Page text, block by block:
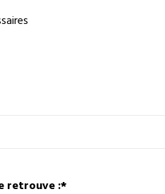
retrouve :*